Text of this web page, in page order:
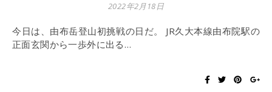
2022年2月18日
今日は、由布岳登山初挑戦の日だ。 JR久大本線由布院駅の
正面玄関から一歩外に出る…